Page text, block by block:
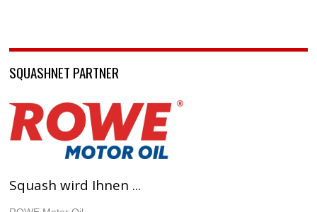
SQUASHNET PARTNER
Squash wird Ihnen ...